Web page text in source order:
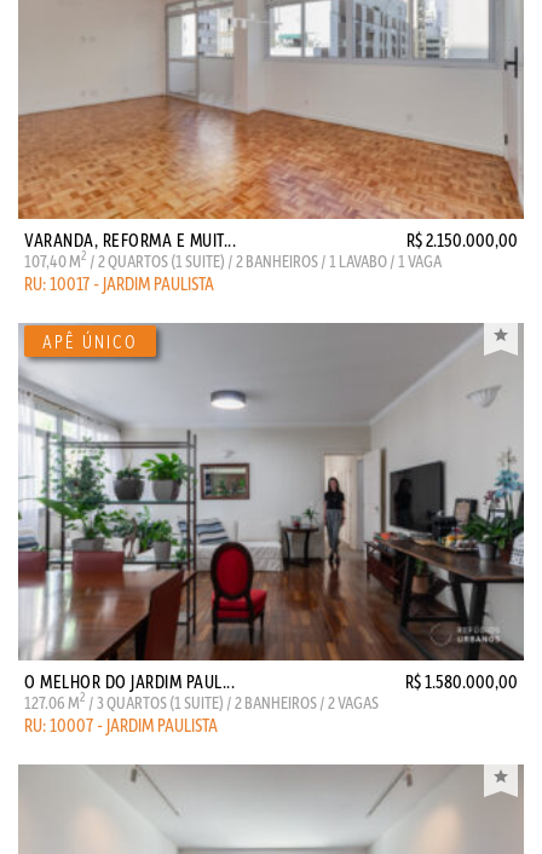
VARANDA, REFORMA E MUIT... R$ 2.150.000,00
107,40 M2 / 2 QUARTOS (1 SUITE) / 2 BANHEIROS / 1 LAVABO / 1 VAGA
RU: 10017 - JARDIM PAULISTA
O MELHOR DO JARDIM PAUL... R$ 1.580.000,00
127.06 M2 / 3 QUARTOS (1 SUITE) / 2 BANHEIROS / 2 VAGAS
RU: 10007 - JARDIM PAULISTA